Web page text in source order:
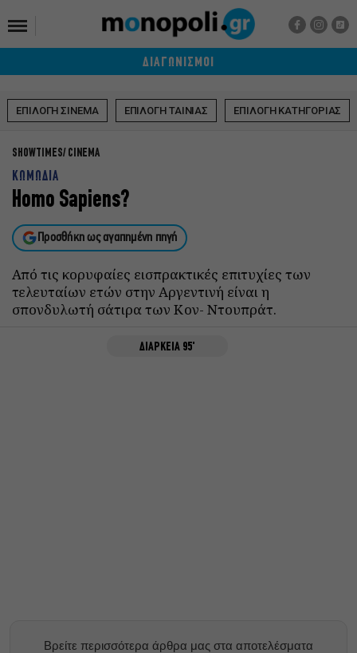
ΔΙΑΓΩΝΙΣΜΟΙ
ΕΠΙΛΟΓΗ ΣΙΝΕΜΑ ΕΠΙΛΟΓΗ ΤΑΙΝΙΑΣ ΕΠΙΛΟΓΗ ΚΑΤΗΓΟΡΙΑΣ
SHOWTIMES CINEMA
ΚΩΜΩΔΙΑ
Homo Sapiens?
Προσθήκη ως αγαπημένη πηγή
Από τις κορυφαίες εισπρακτικές επιτυχίες των
τελευταίων ετών στην Αργεντινή είναι η
σπονδυλωτή σάτιρα των Κον- Ντουπράτ.
ΔΙΑΡΚΕΙΑ 95'
Βρείτε περισσότερα άρθρα μας στα αποτελέσματα